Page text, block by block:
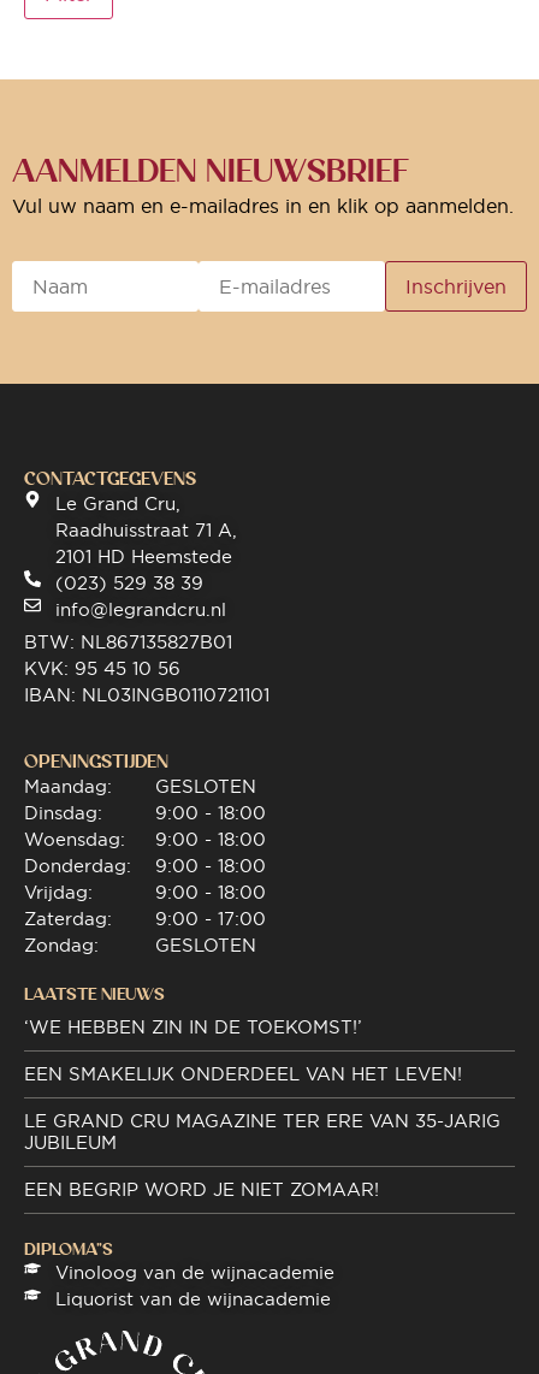
AANMELDEN NIEUWSBRIEF
Vul uw naam en e-mailadres in en klik op aanmelden.
CONTACTGEGEVENS
Le Grand Cru,
Raadhuisstraat 71 A,
2101 HD Heemstede
(023) 529 38 39
info@legrandcru.nl
BTW: NL867135827B01
KVK: 95 45 10 56
IBAN: NL03INGB0110721101
OPENINGSTIJDEN
Maandag:
Dinsdag:
Woensdag:
Donderdag:
Vrijdag:
Zaterdag:
Zondag:
GESLOTEN
9:00 - 18:00
9:00 - 18:00
9:00 - 18:00
9:00 - 18:00
9:00 - 17:00
GESLOTEN
LAATSTE NIEUWS
‘WE HEBBEN ZIN IN DE TOEKOMST!’
EEN SMAKELIJK ONDERDEEL VAN HET LEVEN!
LE GRAND CRU MAGAZINE TER ERE VAN 35-JARIG
JUBILEUM
EEN BEGRIP WORD JE NIET ZOMAAR!
DIPLOMA"S
Vinoloog van de wijnacademie
Liquorist van de wijnacademie